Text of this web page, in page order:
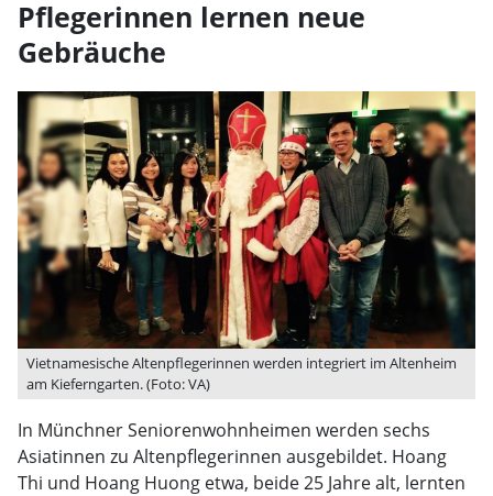
Pflegerinnen lernen neue
Gebräuche
Vietnamesische Altenpflegerinnen werden integriert im Altenheim
am Kieferngarten. (Foto: VA)
In Münchner Seniorenwohnheimen werden sechs
Asiatinnen zu Altenpflegerinnen ausgebildet. Hoang
Thi und Hoang Huong etwa, beide 25 Jahre alt, lernten